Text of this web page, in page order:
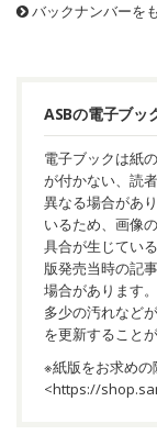
バックナンバーを
ASBの電子ブッ
電子ブックは紙
が付かない、読
異なる場合があ
いるため、画像
具合が生じてい
版発売当時の記
場合があります
多少の汚れなど
を更新すること
※紙版をお求め
<https://